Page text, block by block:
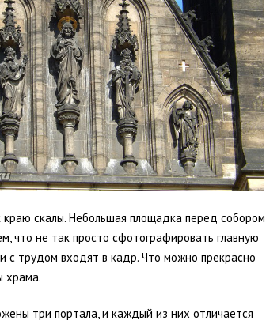
скалы. Небольшая площадка перед собором
что не так просто сфотографировать главную
с трудом входят в кадр. Что можно прекрасно
храма.
три портала, и каждый из них отличается